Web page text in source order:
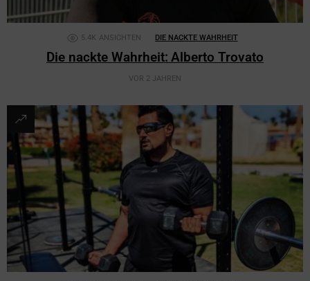
5.4K ANSICHTEN DIE NACKTE WAHRHEIT
Die nackte Wahrheit: Alberto Trovato
VOR 2 JAHREN